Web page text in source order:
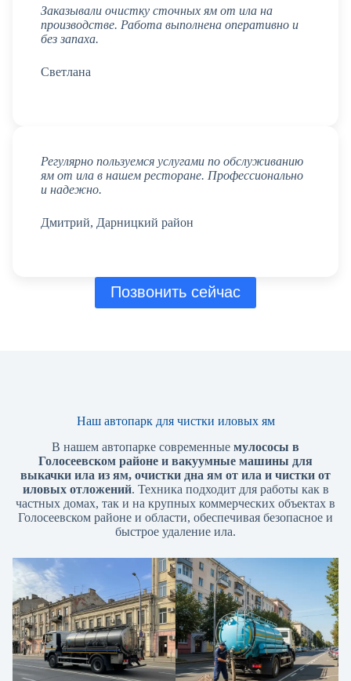
Заказывали очистку сточных ям от ила на
производстве. Работа выполнена оперативно и
без запаха.
Светлана
Регулярно пользуемся услугами по обслуживанию
ям от ила в нашем ресторане. Профессионально
и надежно.
Дмитрий, Дарницкий район
Позвонить сейчас
Наш автопарк для чистки иловых ям
В нашем автопарке современные мулососы в
Голосеевском районе и вакуумные машины для
выкачки ила из ям, очистки дна ям от ила и чистки от
иловых отложений. Техника подходит для работы как в
частных домах, так и на крупных коммерческих объектах в
Голосеевском районе и области, обеспечивая безопасное и
быстрое удаление ила.